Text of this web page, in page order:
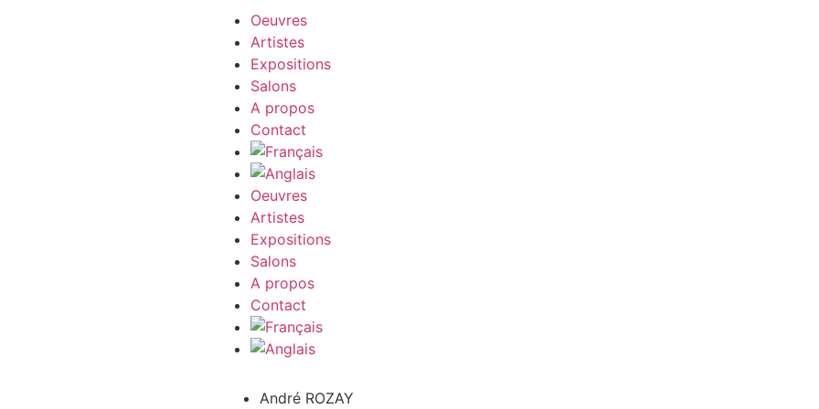
Oeuvres
Artistes
Expositions
Salons
A propos
Contact
Oeuvres
Artistes
Expositions
Salons
A propos
Contact
André ROZAY